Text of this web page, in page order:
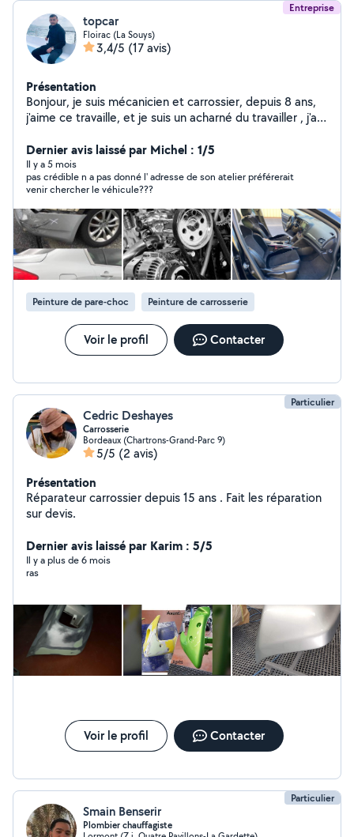
Entreprise
topcar
Floirac (La Souys)
3,4/5 (17 avis)
Présentation
Bonjour, je suis mécanicien et carrossier, depuis 8 ans,
j'aime ce travaille, et je suis un acharné du travailler , j'ai
me contacter. Tel:
Dernier avis laissé par Michel : 1/5
Il y a 5 mois
pas crédible n a pas donné l' adresse de son atelier préférerait
venir chercher le véhicule???
Peinture de pare-choc Peinture de carrosserie
Voir le profil Contacter
Particulier
Cedric Deshayes
Carrosserie
Bordeaux (Chartrons-Grand-Parc 9)
5/5 (2 avis)
Présentation
Réparateur carrossier depuis 15 ans . Fait les réparation
sur devis.
Dernier avis laissé par Karim : 5/5
Il y a plus de 6 mois
ras
Voir le profil Contacter
Particulier
Smain Benserir
Plombier chauffagiste